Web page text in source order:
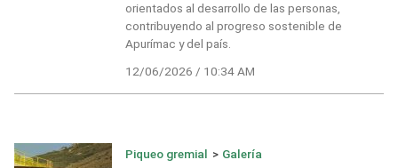
orientados al desarrollo de las personas,
contribuyendo al progreso sostenible de
Apurímac y del país.
12/06/2026 / 10:34 AM
Piqueo gremial > Galería